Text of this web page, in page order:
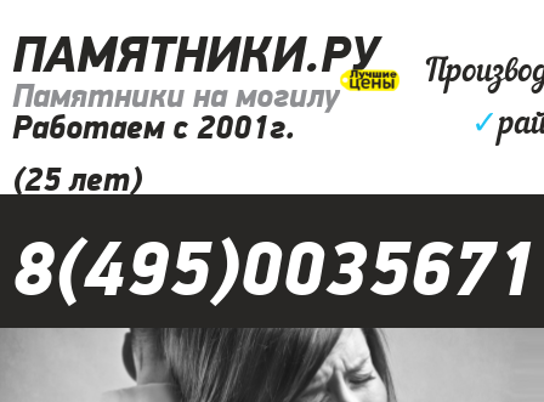
ПАМЯТНИКИ.РУ
Памятники на могилу
Работаем с 2001г.
(25 лет)
✓
8(495)0035671